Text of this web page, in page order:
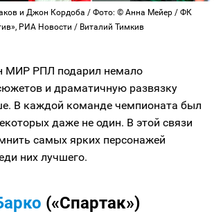
и Джон Кордоба / Фото: © Анна Мейер / ФК
РИА Новости / Виталий Тимкив
МИР РПЛ подарил немало
и драматичную развязку
В каждой команде чемпионата был
даже не один. В этой связи
самых ярких персонажей
них лучшего.
(«Спартак»)